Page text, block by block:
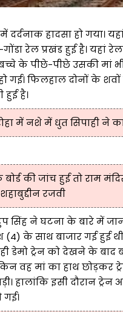
दर्दनाक हादसा हो गया।
रेल प्रखंड हुई है। यहां
बच्चे के पीछे-पीछे उसकी मां
गई। फिलहाल दोनों के
है।
में नशे में धुत सिपाही ने
की जांच हुई तो राम
रजवी
सिंह ने घटना के बारे में
के साथ बाजार गई हुई
डेमो ट्रेन को देखने के
वह मां का हाथ छोड़कर
हालांकि इसी दौरान